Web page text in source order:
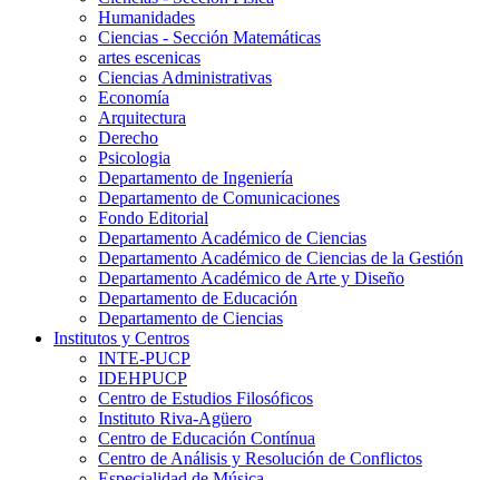
Humanidades
Ciencias - Sección Matemáticas
artes escenicas
Ciencias Administrativas
Economía
Arquitectura
Derecho
Psicologia
Departamento de Ingeniería
Departamento de Comunicaciones
Fondo Editorial
Departamento Académico de Ciencias
Departamento Académico de Ciencias de la Gestión
Departamento Académico de Arte y Diseño
Departamento de Educación
Departamento de Ciencias
Institutos y Centros
INTE-PUCP
IDEHPUCP
Centro de Estudios Filosóficos
Instituto Riva-Agüero
Centro de Educación Contínua
Centro de Análisis y Resolución de Conflictos